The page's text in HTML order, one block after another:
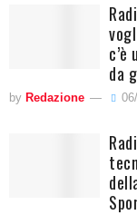
da
by Redazione